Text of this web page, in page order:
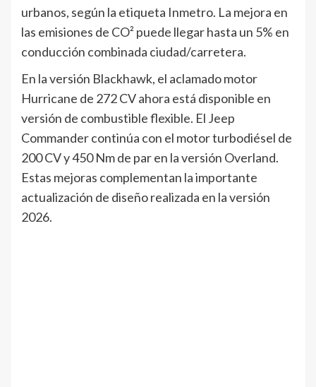
urbanos, según la etiqueta Inmetro. La mejora en
las emisiones de CO² puede llegar hasta un 5% en
conducción combinada ciudad/carretera.
En la versión Blackhawk, el aclamado motor
Hurricane de 272 CV ahora está disponible en
versión de combustible flexible. El Jeep
Commander continúa con el motor turbodiésel de
200 CV y 450 Nm de par en la versión Overland.
Estas mejoras complementan la importante
actualización de diseño realizada en la versión
2026.